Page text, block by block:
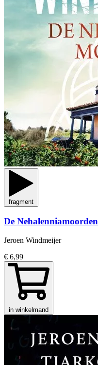
fragment
De Nehalenniamoorden
Jeroen Windmeijer
€ 6,99
in winkelmand